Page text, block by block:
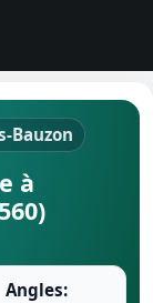
Ramadan
Bauzon
à
Angles: